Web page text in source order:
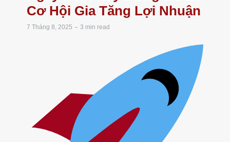
Cơ Hội Gia Tăng Lợi Nhuận
7 Tháng 8, 2025 3 min read